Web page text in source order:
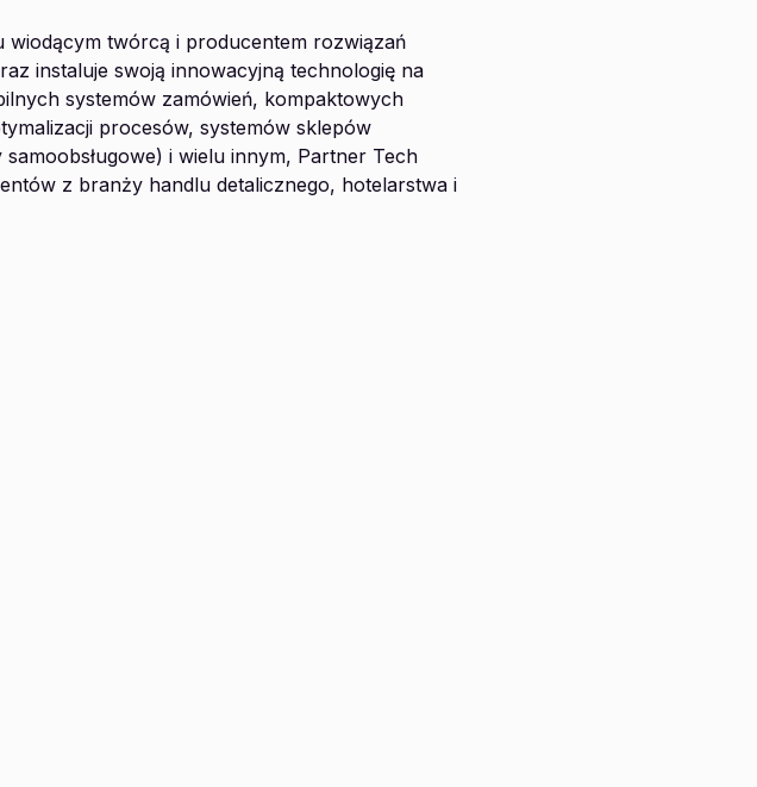
wiodącym twórcą i producentem rozwiązań
instaluje swoją innowacyjną technologię na
systemów zamówień, kompaktowych
procesów, systemów sklepów
i wielu innym, Partner Tech
z branży handlu detalicznego, hotelarstwa i